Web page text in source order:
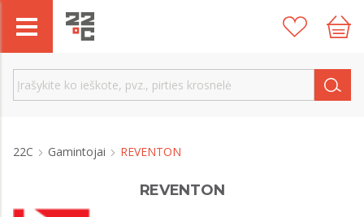
22C Gamintojai REVENTON
REVENTON